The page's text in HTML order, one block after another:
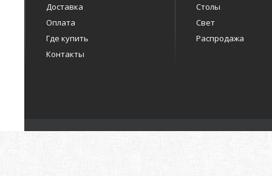
Доставка
Оплата
Где купить
Контакты
Столы
Свет
Распродажа